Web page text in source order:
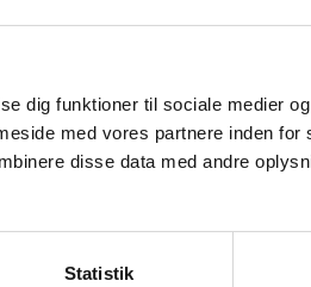
dig funktioner til sociale medier
med vores partnere inden for
disse data med andre
Statistik